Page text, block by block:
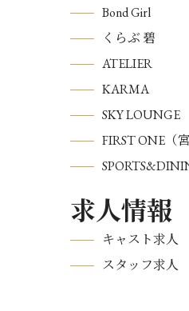
Bond Girl
くらぶ 碧
ATELIER
KARMA
SKY LOUNGE
FIRST ONE（
求人情報
キャスト求人
スタッフ求人